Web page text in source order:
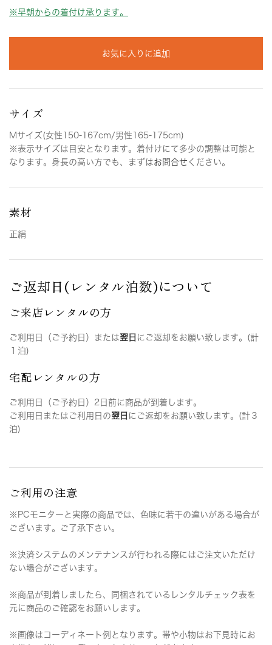
※早朝からの着付け承ります。
お気に入りに追加
サイズ
Mサイズ(女性150-167cm/男性165-175cm)
※表示サイズは目安となります。着付けにて多少の調整は可能と
なります。身長の高い方でも、まずはお問合せ ください。
素材
正絹
ご返却日(レンタル泊数)について
ご来店レンタルの方
ご利用日（ご予約日）または翌日 にご返却をお願い致します。(計
１泊)
宅配レンタルの方
ご利用日（ご予約日）2日前に商品が到着します。
ご利用日またはご利用日の翌日 にご返却をお願い致します。(計３
泊)
ご利用の注意
※PCモニターと実際の商品では、色味に若干の違いがある場合が
ございます。ご了承下さい。
※決済システムのメンテナンスが行われる際にはご注文いただけ
ない場合がございます。
※商品が到着しましたら、同梱されているレンタルチェック表を
元に商品のご確認をお願いします。
※画像はコーディネート例となります。帯や小物はお下見時にお